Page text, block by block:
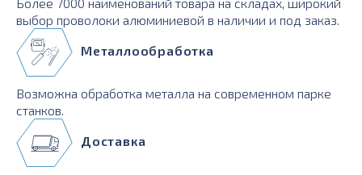
выбор проволоки алюминиевой в наличии и под заказ.
Металлообработка
Возможна обработка металла на современном парке
станков.
Доставка